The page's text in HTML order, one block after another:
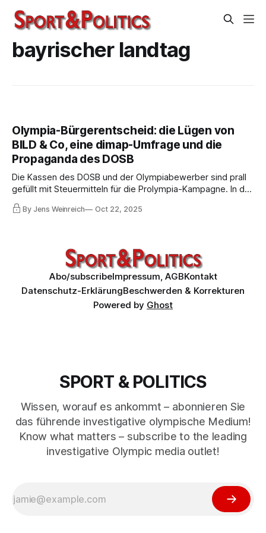
bayrischer landtag
Olympia-Bürgerentscheid: die Lügen von
BILD & Co, eine dimap-Umfrage und die
Propaganda des DOSB
Die Kassen des DOSB und der Olympiabewerber sind prall
gefüllt mit Steuermitteln für die Prolympia-Kampagne. In der
Sportfamilie mangelt es zwar gewaltig an Unterstützung,
die DOSB-Führung beklagt die Aktivitäten der Stakeholder,
By Jens Weinreich Oct 22, 2025
Abo/subscribeImpressum, AGBKontakt
Datenschutz-ErklärungBeschwerden & Korrekturen
Powered by Ghost
SPORT & POLITICS
Wissen, worauf es ankommt – abonnieren Sie
das führende investigative olympische Medium!
Know what matters – subscribe to the leading
investigative Olympic media outlet!